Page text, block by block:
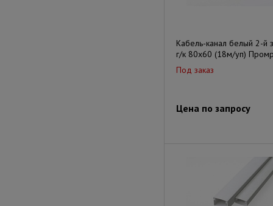
Кабель-канал белый 2-й
г/к 80х60 (18м/уп)
Под заказ
Цена по запросу